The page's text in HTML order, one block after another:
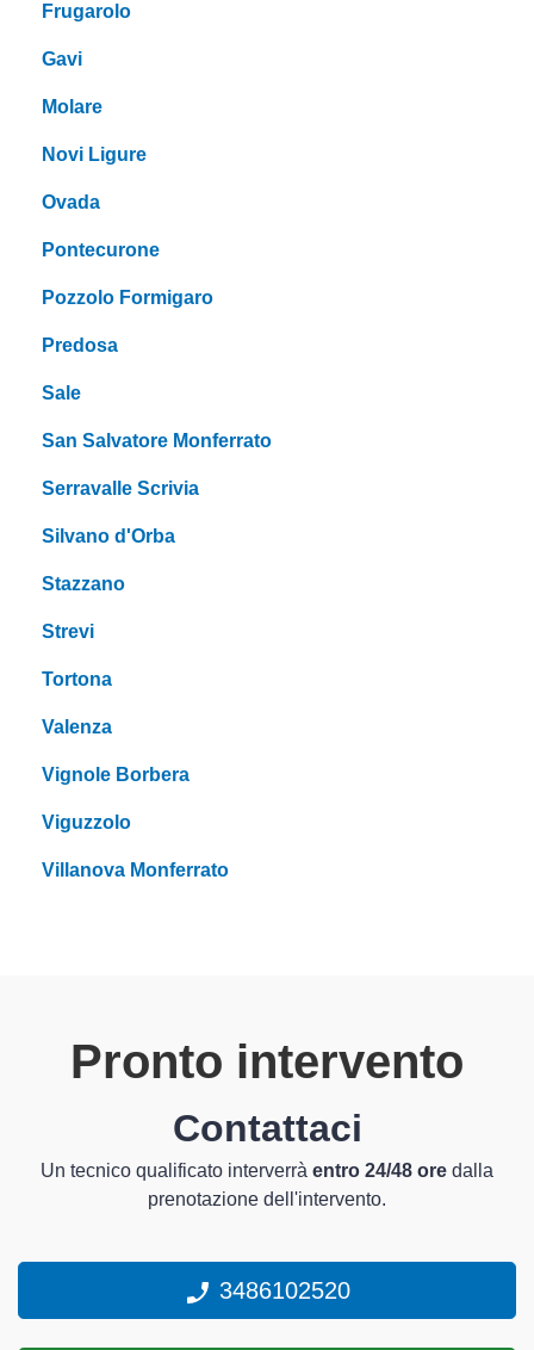
Frugarolo
Gavi
Molare
Novi Ligure
Ovada
Pontecurone
Pozzolo Formigaro
Predosa
Sale
San Salvatore Monferrato
Serravalle Scrivia
Silvano d'Orba
Stazzano
Strevi
Tortona
Valenza
Vignole Borbera
Viguzzolo
Villanova Monferrato
Pronto intervento
Contattaci
Un tecnico qualificato interverrà entro 24/48 ore dalla
prenotazione dell'intervento.
3486102520